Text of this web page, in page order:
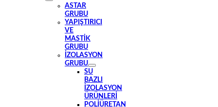
ASTAR
GRUBU
YAPIŞTIRICI
VE
MASTIK
GRUBU
İZOLASYON
GRUBU
SU
BAZLI
İZOLASYON
ÜRÜNLERI
POLIÜRETAN